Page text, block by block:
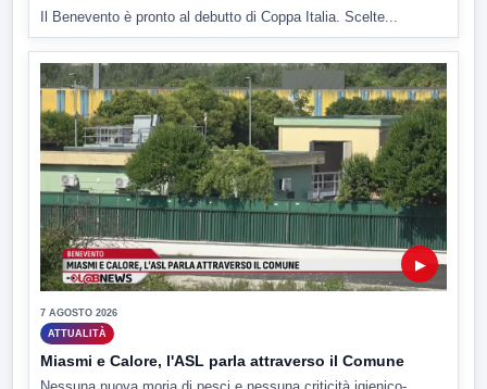
Il Benevento è pronto al debutto di Coppa Italia. Scelte...
▶
7 AGOSTO 2026
ATTUALITÀ
Miasmi e Calore, l'ASL parla attraverso il Comune